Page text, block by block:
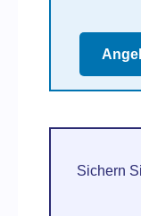
Sichern